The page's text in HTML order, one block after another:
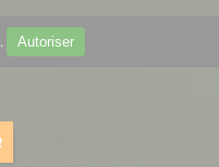
Autoriser